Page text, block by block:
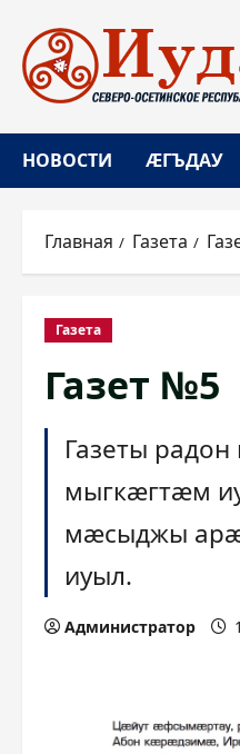
содержимому
НОВОСТИ ÆГЪДАУ
Главная Газета
Газета
Газет №5
Газеты
мыгкæгтæм
мæсыджы
иуыл.
Администратор